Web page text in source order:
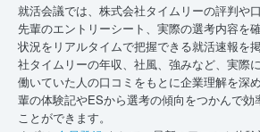
就活会議では、株式会社タイムリーの評判や
先輩のエントリーシート、実際の選考内容を
状況をリアルタイムで把握できる就活速報を
社タイムリーの年収、社風、強みなど、実際
働いていた人の口コミをもとに企業理解を深
輩の体験記やESから選考の傾向をつかんで効
ことができます。